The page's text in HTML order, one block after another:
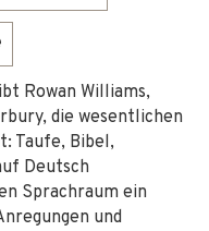
Rowan Williams,
die wesentlichen
Taufe, Bibel,
Deutsch
Sprachraum ein
und